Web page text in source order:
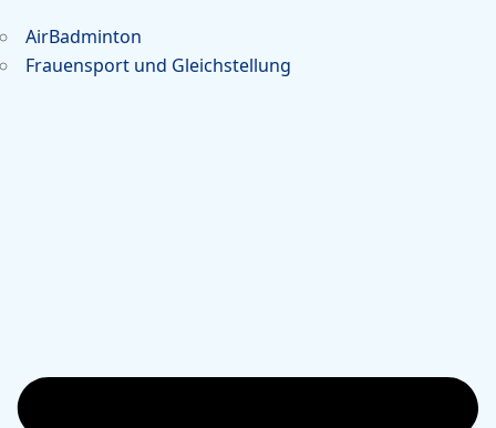
AirBadminton
Frauensport und Gleichstellung